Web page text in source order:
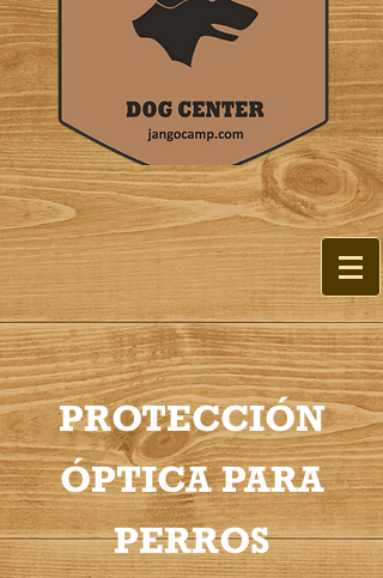
PROTECCIÓN
ÓPTICA PARA
PERROS